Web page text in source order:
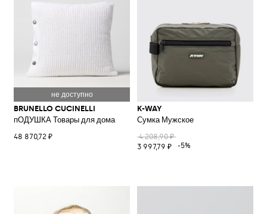
BRUNELLO CUCINELLI
пОДУШКА Товары для дома
48 870,72 ₽
K-WAY
Сумка Мужское
4 208,90 ₽
3 997,79 ₽
-5%